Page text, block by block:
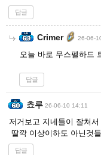
답글
Crimer 26-06-
오늘 바로 무스펠하드
답글
쵸루 26-06-10 14:11
저거보고 지네들이 잘쳐
딸깍 이상이하도 아닌것
답글